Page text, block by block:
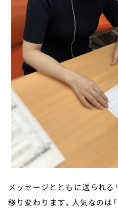
メッセージとともに送られる
移り変わります。人気なのは「